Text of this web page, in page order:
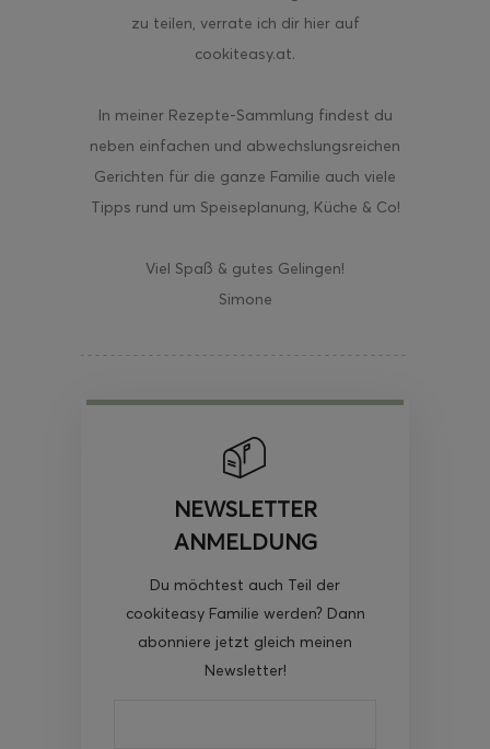
zu teilen, verrate ich dir hier auf
cookiteasy.at.
In meiner Rezepte-Sammlung findest du
neben einfachen und abwechslungsreichen
Gerichten für die ganze Familie auch viele
Tipps rund um Speiseplanung, Küche & Co!
Viel Spaß & gutes Gelingen!
Simone
NEWSLETTER
ANMELDUNG
Du möchtest auch Teil der
cookiteasy Familie werden? Dann
abonniere jetzt gleich meinen
Newsletter!